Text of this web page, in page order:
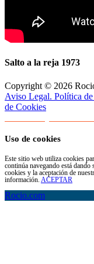
Salto a la reja 1973
Copyright © 2026
Aviso Legal. Política
de Cookies
Uso de cookies
Este sitio web utiliza cookies
continúa navegando está dando
cookies y la aceptación de
información. ACEPTAR
Rocio.com